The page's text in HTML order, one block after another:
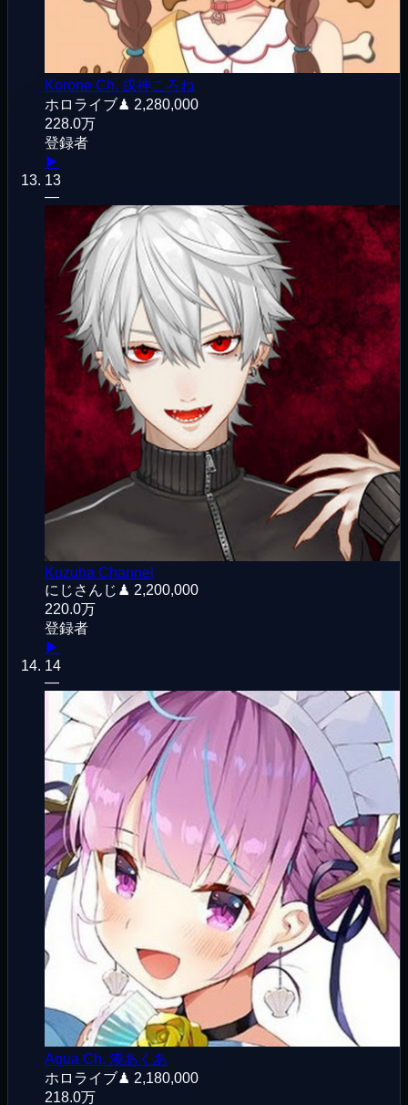
Korone Ch. 戌神ころね
ホロライブ♟ 2,280,000
228.0万
登録者
▶
13
—
Kuzuha Channel
にじさんじ ♟ 2,200,000
220.0万
登録者
▶
14
—
Aqua Ch. 湊あくあ
ホロライブ♟ 2,180,000
218.0万